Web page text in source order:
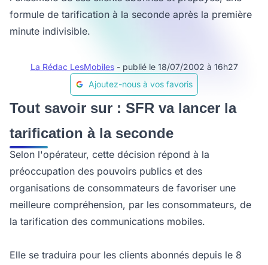
formule de tarification à la seconde après la première
minute indivisible.
La Rédac LesMobiles - publié le 18/07/2002 à 16h27
Ajoutez-nous à vos favoris
Tout savoir sur : SFR va lancer la
tarification à la seconde
Selon l'opérateur, cette décision répond à la
préoccupation des pouvoirs publics et des
organisations de consommateurs de favoriser une
meilleure compréhension, par les consommateurs, de
la tarification des communications mobiles.
Elle se traduira pour les clients abonnés depuis le 8